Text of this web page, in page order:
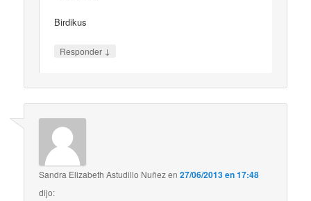
Birdikus
Responder ↓
Sandra Elizabeth Astudillo Nuñezen27/06/2013 en 17:48
dijo: